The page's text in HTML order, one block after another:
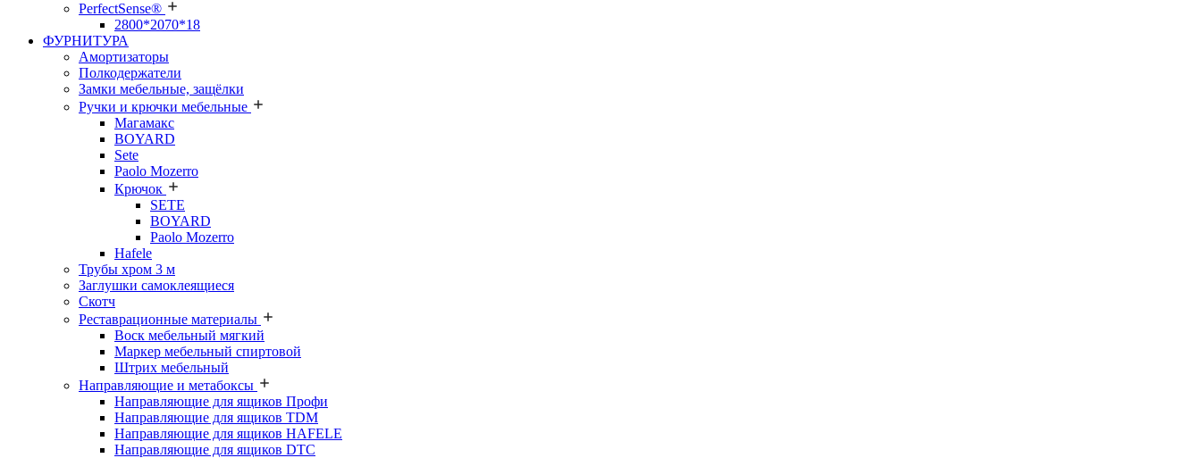
PerfectSense®
2800*2070*18
ФУРНИТУРА
Амортизаторы
Полкодержатели
Замки мебельные, защёлки
Ручки и крючки мебельные
Магамакс
BOYARD
Sete
Paolo Mozerro
Крючок
SETE
BOYARD
Paolo Mozerro
Hafele
Трубы хром 3 м
Заглушки самоклеящиеся
Скотч
Реставрационные материалы
Воск мебельный мягкий
Маркер мебельный спиртовой
Штрих мебельный
Направляющие и метабоксы
Направляющие для ящиков Профи
Направляющие для ящиков TDM
Направляющие для ящиков HAFELE
Направляющие для ящиков DTC